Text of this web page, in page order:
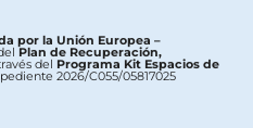
por la Unión Europea –
Plan de Recuperación,
del Programa Kit Espacios de
2026/C055/05817025